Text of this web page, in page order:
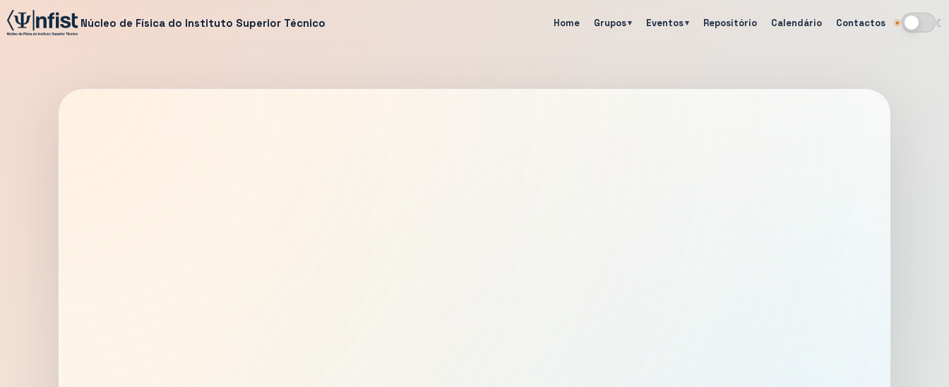
Núcleo de Física do Instituto Superior Técnico Home Grupos Eventos Repositório Calendário Contactos ☀ ☾
Alternar tema